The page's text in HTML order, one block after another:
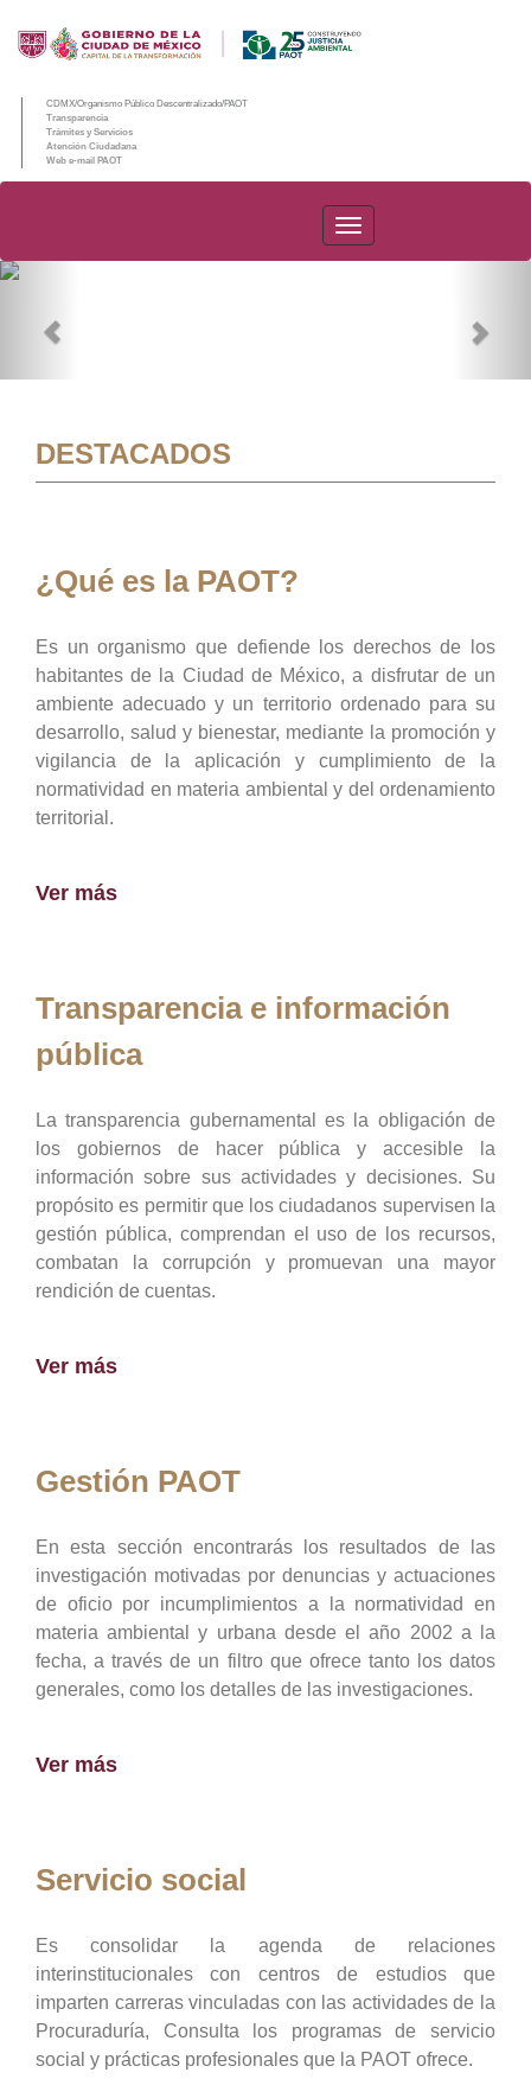
CDMX/Organismo Público Descentralizado/PAOT
Transparencia
Trámites y Servicios
Atención Ciudadana
Web e-mail PAOT
PAOT
DESTACADOS
¿Qué es la PAOT?
Es un organismo que defiende los derechos de los
habitantes de la Ciudad de México, a disfrutar de un
ambiente adecuado y un territorio ordenado para su
desarrollo, salud y bienestar, mediante la promoción y
vigilancia de la aplicación y cumplimiento de la
normatividad en materia ambiental y del ordenamiento
territorial.
Ver más
Transparencia e información
pública
La transparencia gubernamental es la obligación de
los gobiernos de hacer pública y accesible la
información sobre sus actividades y decisiones. Su
propósito es permitir que los ciudadanos supervisen la
gestión pública, comprendan el uso de los recursos,
combatan la corrupción y promuevan una mayor
rendición de cuentas.
Ver más
Gestión PAOT
En esta sección encontrarás los resultados de las
investigación motivadas por denuncias y actuaciones
de oficio por incumplimientos a la normatividad en
materia ambiental y urbana desde el año 2002 a la
fecha, a través de un filtro que ofrece tanto los datos
generales, como los detalles de las investigaciones.
Ver más
Servicio social
Es consolidar la agenda de relaciones
interinstitucionales con centros de estudios que
imparten carreras vinculadas con las actividades de la
Procuraduría, Consulta los programas de servicio
social y prácticas profesionales que la PAOT ofrece.